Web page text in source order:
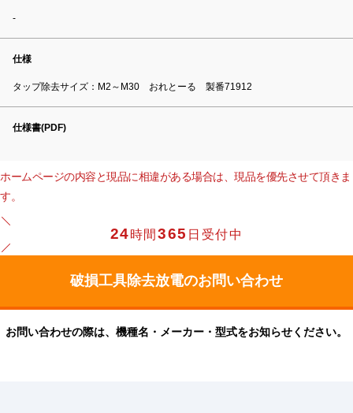
-
仕様
タップ除去サイズ：M2～M30 おれとーる 製番71912
仕様書(PDF)
ホームページの内容と現品に相違がある場合は、現品を優先させて頂きま
す。
24時間365 日受付中
お問い合わせの際は、機種名・メーカー・型式をお知らせください。